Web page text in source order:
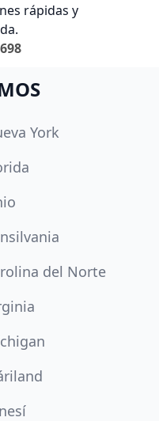
rápidas y
York
del Norte